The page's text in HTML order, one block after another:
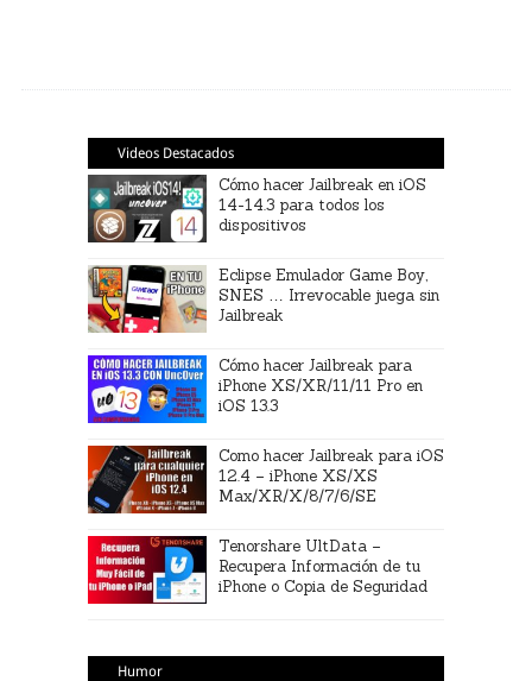
Videos Destacados
Cómo hacer Jailbreak en iOS
14-14.3 para todos los
dispositivos
Eclipse Emulador Game Boy,
SNES … Irrevocable juega sin
Jailbreak
Cómo hacer Jailbreak para
iPhone XS/XR/11/11 Pro en
iOS 13.3
Como hacer Jailbreak para iOS
12.4 – iPhone XS/XS
Max/XR/X/8/7/6/SE
Tenorshare UltData –
Recupera Información de tu
iPhone o Copia de Seguridad
Humor